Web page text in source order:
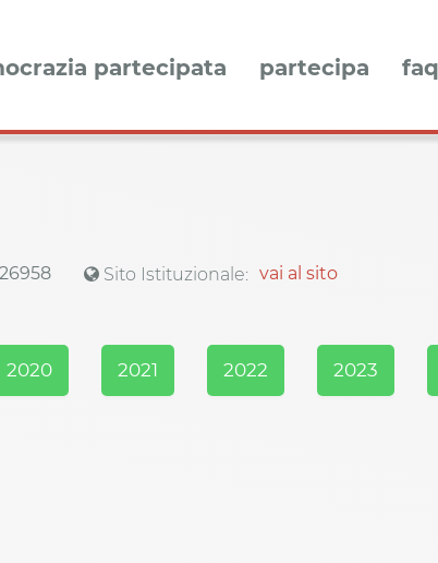
partecipata partecipa faq
26958 Sito Istituzionale: vai al sito
2020 2021 2022 2023